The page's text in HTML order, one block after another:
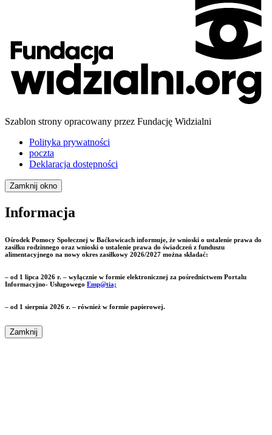
Szablon strony opracowany przez Fundację Widzialni
Polityka prywatności
poczta
Deklaracja dostępności
Zamknij okno
Informacja
Ośrodek Pomocy Społecznej w Baćkowicach informuje, że wnioski o ustalenie prawa do
zasiłku rodzinnego oraz wnioski o ustalenie prawa do świadczeń z funduszu
alimentacyjnego na nowy okres zasiłkowy 2026/2027 można składać:
– od 1 lipca 2026 r. – wyłącznie w formie elektronicznej za pośrednictwem Portalu
Informacyjno- Usługowego Emp@tia;
– od 1 sierpnia 2026 r. – również w formie papierowej.
Zamknij